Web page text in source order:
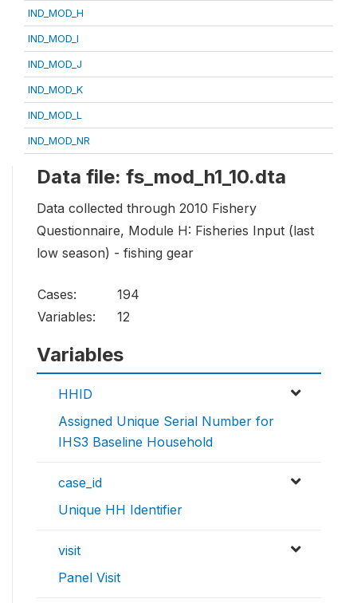
IND_MOD_H
IND_MOD_I
IND_MOD_J
IND_MOD_K
IND_MOD_L
IND_MOD_NR
Data file: fs_mod_h1_10.dta
Data collected through 2010 Fishery
Questionnaire, Module H: Fisheries Input (last
low season) - fishing gear
Cases:
194
Variables:
12
Variables
HHID
Assigned Unique Serial Number for
IHS3 Baseline Household
case_id
Unique HH Identifier
visit
Panel Visit